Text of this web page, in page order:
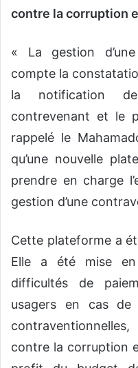
contre la corruption
« La gestion
compte la
la notification
contrevenant et le
rappelé le
qu’une nouvelle
prendre en charge
gestion d’une
Cette plateforme a
Elle a été mise
difficultés de
usagers en cas de
contre la corruption